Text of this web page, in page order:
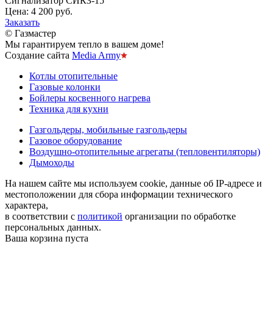
Цена: 4 200 руб.
Заказать
© Газмастер
Мы гарантируем тепло в вашем доме!
Создание сайта Media Army
Котлы отопительные
Газовые колонки
Бойлеры косвенного нагрева
Техника для кухни
Газгольдеры, мобильные газгольдеры
Газовое оборудование
Воздушно-отопительные агрегаты (тепловентиляторы)
Дымоходы
На нашем сайте мы используем cookie, данные об IP-адресе и
местоположении для сбора информации технического
характера,
в соответствии с политикой организации по обработке
персональных данных.
Ваша корзина пуста